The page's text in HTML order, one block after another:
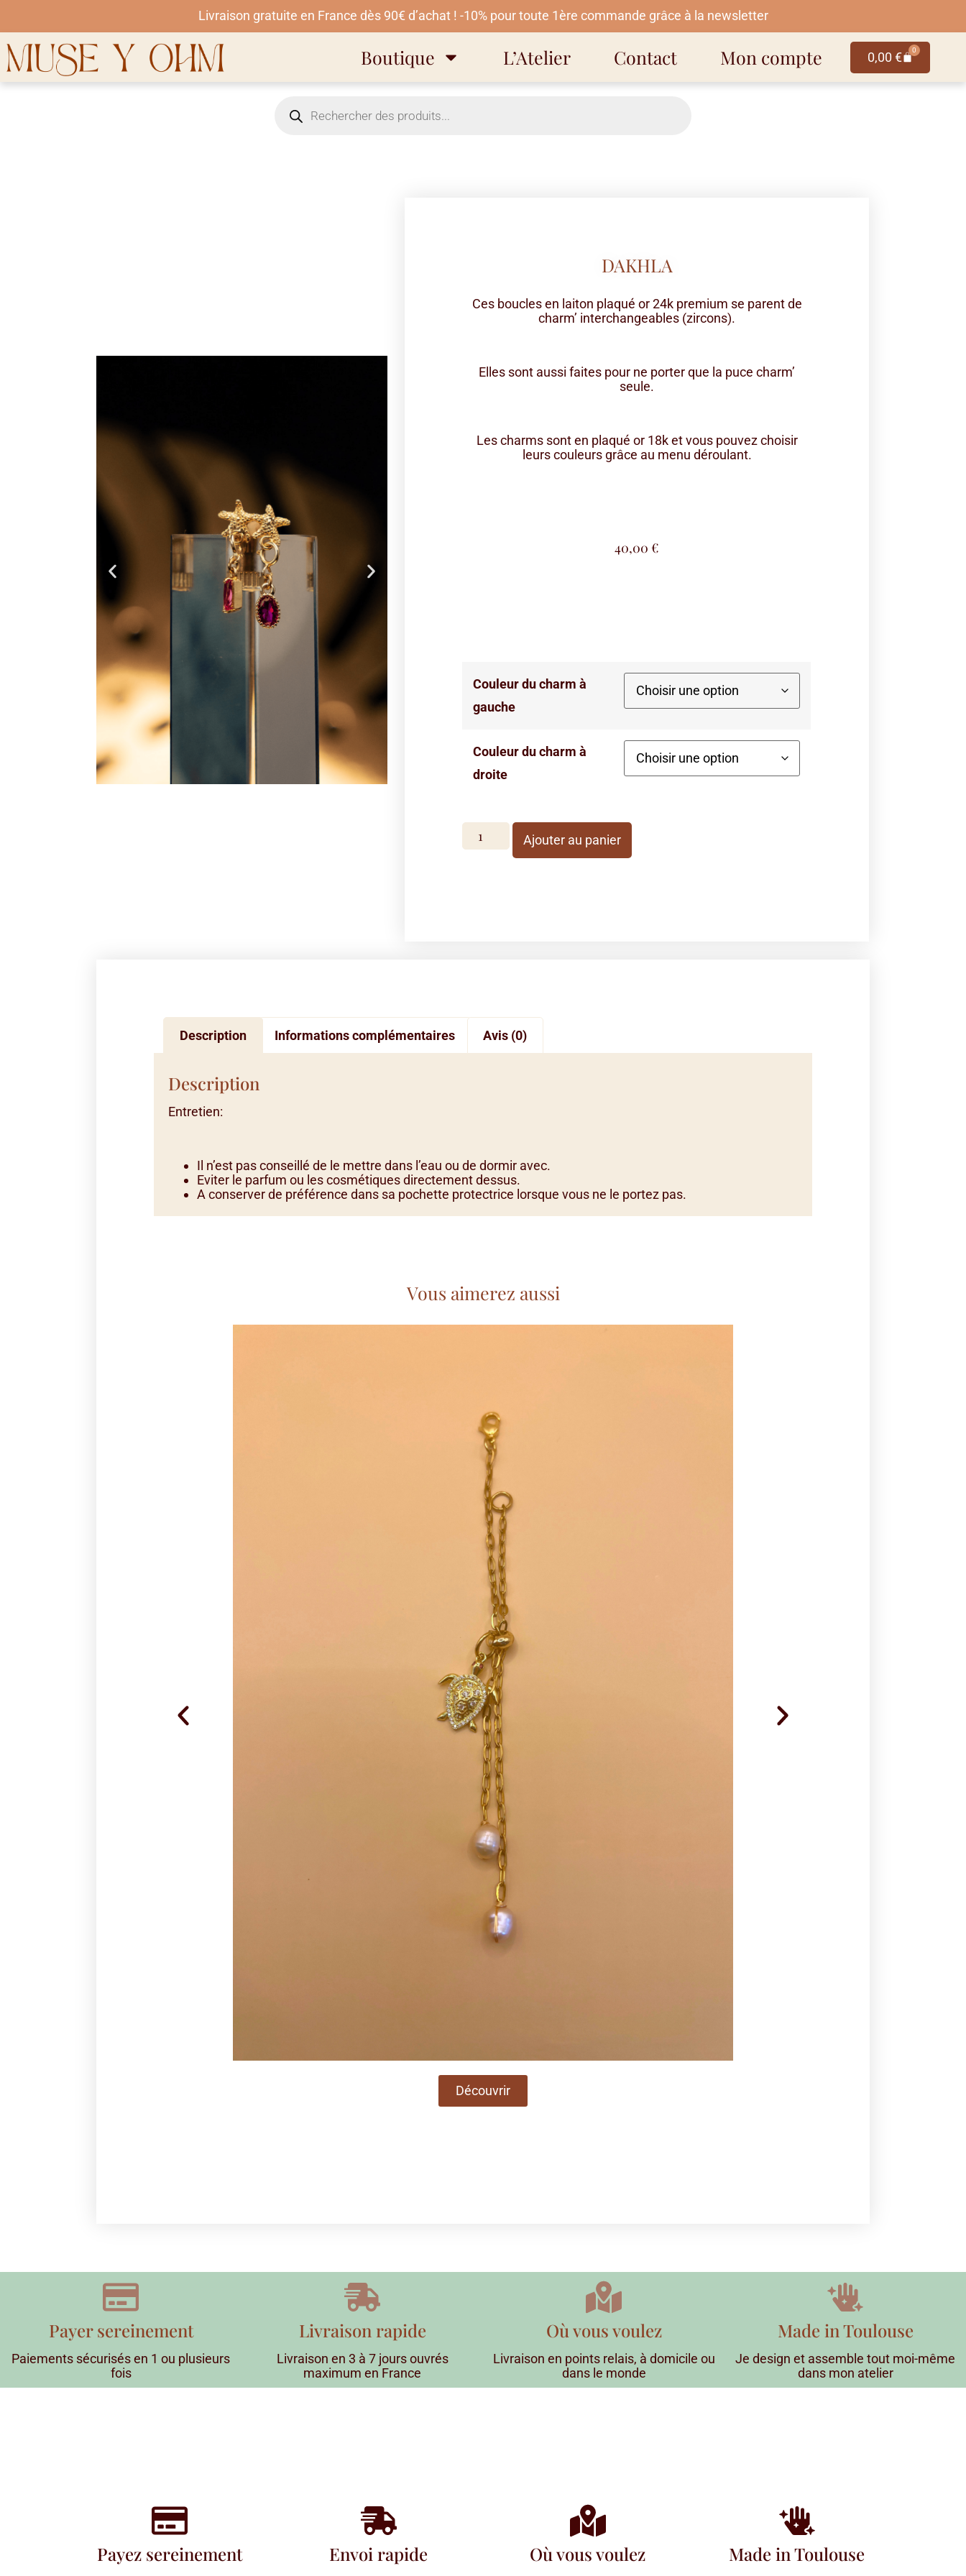
Livraison gratuite en France dès 90€ d’achat ! -10% pour toute 1ère commande grâce à la newsletter
Boutique L’Atelier Contact Mon compte 0,00 € 0
DAKHLA
Ces boucles en laiton plaqué or 24k premium se parent de
charm’ interchangeables (zircons).
Elles sont aussi faites pour ne porter que la puce charm’
seule.
Les charms sont en plaqué or 18k et vous pouvez choisir
leurs couleurs grâce au menu déroulant.
40,00€
Couleur du charm à
gauche
Couleur du charm à
droite
Ajouter au panier
Description Informations complémentaires Avis (0)
Description
Entretien:
Il n’est pas conseillé de le mettre dans l’eau ou de dormir avec.
Eviter le parfum ou les cosmétiques directement dessus.
A conserver de préférence dans sa pochette protectrice lorsque vous ne le portez pas.
Vous aimerez aussi
Découvrir
Payer sereinement
Paiements sécurisés en 1 ou plusieurs
fois
Livraison rapide
Livraison en 3 à 7 jours ouvrés
maximum en France
Où vous voulez
Livraison en points relais, à domicile ou
dans le monde
Made in Toulouse
Je design et assemble tout moi-même
dans mon atelier
Payez sereinement Envoi rapide Où vous voulez Made in Toulouse